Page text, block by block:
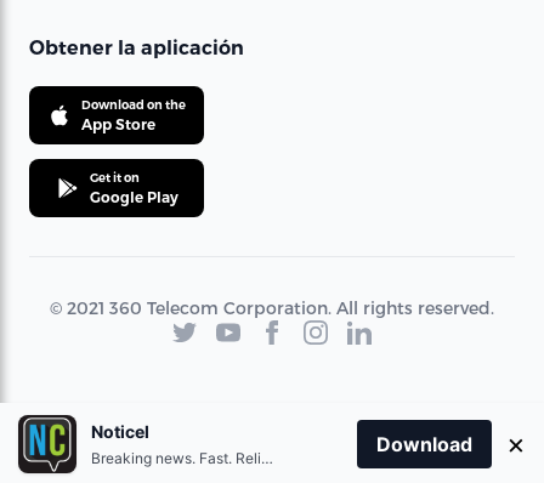
Obtener la aplicación
Download on the
App Store
Get it on
Google Play
© 2021 360 Telecom Corporation. All rights reserved.
Noticel
Breaking news. Fast. Reliable.
Download ×